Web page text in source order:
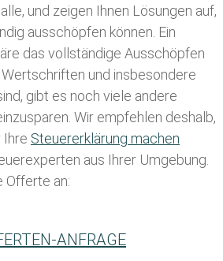
und zeigen Ihnen Lösungen auf,
ausschöpfen können. Ein
das vollständige Ausschöpfen
und insbesondere
gibt es noch viele andere
Wir empfehlen deshalb,
Ihre Steuererklärung machen
aus Ihrer Umgebung.
Offerte an:
ANFRAGE